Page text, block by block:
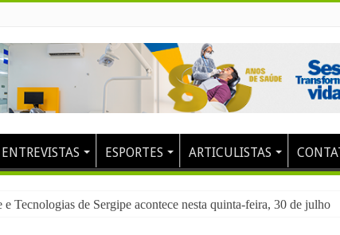
ENTREVISTAS ESPORTES ARTICULISTAS
Tecnologias de Sergipe acontece nesta quinta-feira, 30 de julho